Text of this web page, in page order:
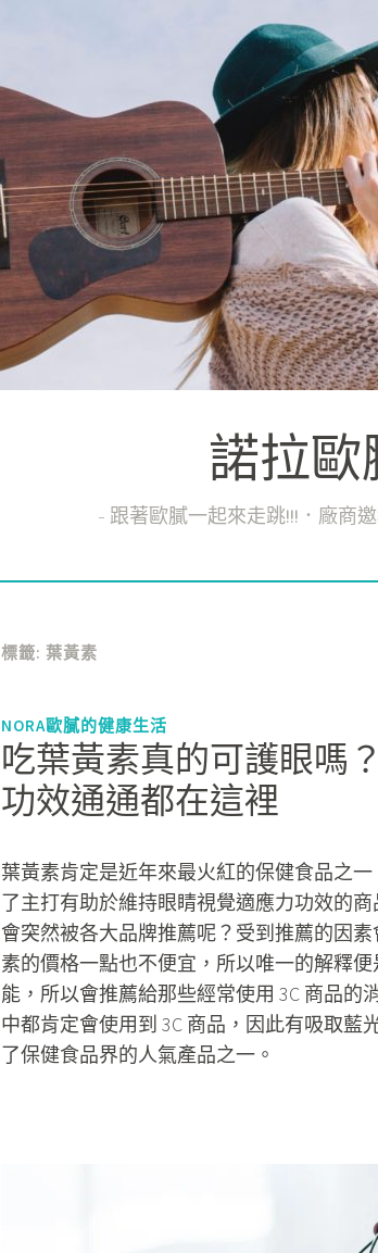
諾拉歐
跟著歐膩一起來走跳!!!．廠商邀
標籤: 葉黃素
NORA歐膩的健康生活
吃葉黃素真的可護眼嗎
功效通通都在這裡
葉黃素肯定是近年來最火紅的保健食品之
了主打有助於維持眼睛視覺適應力功效的
會突然被各大品牌推薦呢？受到推薦的因
素的價格一點也不便宜，所以唯一的解釋
能，所以會推薦給那些經常使用 3C 商品的
中都肯定會使用到 3C 商品，因此有吸取藍
了保健食品界的人氣產品之一。